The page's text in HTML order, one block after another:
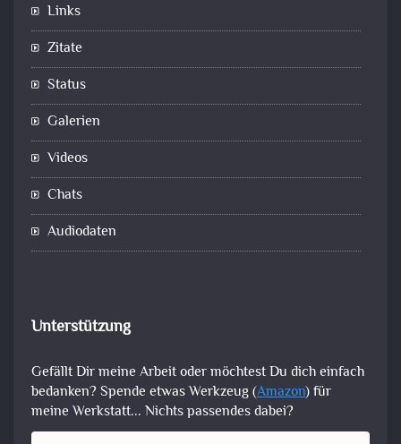
Links
Zitate
Status
Galerien
Videos
Chats
Audiodaten
Unterstützung
Gefällt Dir meine Arbeit oder möchtest Du dich einfach
bedanken? Spende etwas Werkzeug (Amazon) für
meine Werkstatt... Nichts passendes dabei?